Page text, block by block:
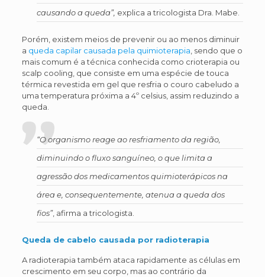
causando a queda”, explica a tricologista Dra. Mabe.
Porém, existem meios de prevenir ou ao menos diminuir
a queda capilar causada pela quimioterapia , sendo que o
mais comum é a técnica conhecida como crioterapia ou
scalp cooling, que consiste em uma espécie de touca
térmica revestida em gel que resfria o couro cabeludo a
uma temperatura próxima a 4º celsius, assim reduzindo a
queda.
“O organismo reage ao resfriamento da região,
diminuindo o fluxo sanguíneo, o que limita a
agressão dos medicamentos quimioterápicos na
área e, consequentemente, atenua a queda dos
fios”, afirma a tricologista.
Queda de cabelo causada por radioterapia
A radioterapia também ataca rapidamente as células em
crescimento em seu corpo, mas ao contrário da